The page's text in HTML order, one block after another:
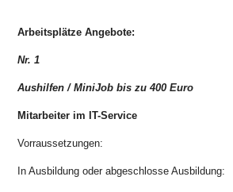
Arbeitsplätze Angebote:
Nr. 1
Aushilfen / MiniJob bis zu 400 Euro
Mitarbeiter im IT-Service
Vorraussetzungen:
In Ausbildung oder abgeschlosse Ausbildung: